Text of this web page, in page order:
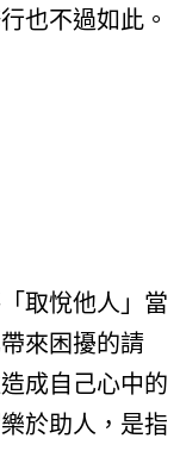
也不過如此。
取悅他人」當
來困擾的請
成自己心中的
於助人，是指